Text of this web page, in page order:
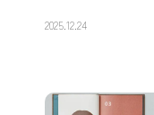
2025.12.24